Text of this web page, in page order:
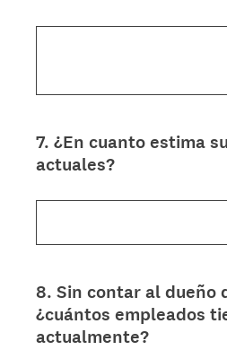
Question
Title
7. ¿En cuanto estima
actuales?
Question
Title
8. Sin contar al dueño
¿cuántos empleados
actualmente?